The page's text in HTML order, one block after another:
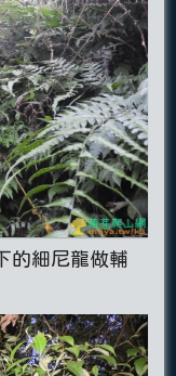
的細尼龍做輔